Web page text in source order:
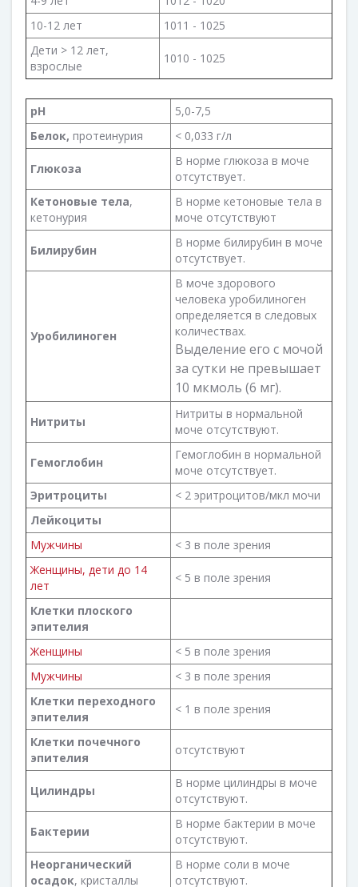
10-12 лет
1011 - 1025
Дети > 12 лет,
взрослые
1010 - 1025
рН
5,0-7,5
Белок, протеинурия < 0,033 г/л
Глюкоза
В норме глюкоза в моче
отсутствует.
Кетоновые тела,
кетонурия
В норме кетоновые тела в
моче отсутствуют
Билирубин
В норме билирубин в моче
отсутствует.
Уробилиноген
В моче здорового
человека уробилиноген
определяется в следовых
количествах.
Выделение его с мочой
за сутки не превышает
10 мкмоль (6 мг).
Нитриты
Нитриты в нормальной
моче отсутствуют.
Гемоглобин
Гемоглобин в нормальной
моче отсутствует.
Эритроциты
< 2 эритроцитов/мкл мочи
Лейкоциты
Мужчины
< 3 в поле зрения
Женщины, дети до 14
лет
< 5 в поле зрения
Клетки плоского
эпителия
Женщины
< 5 в поле зрения
Мужчины
< 3 в поле зрения
Клетки переходного
эпителия
< 1 в поле зрения
Клетки почечного
эпителия
отсутствуют
Цилиндры
В норме цилиндры в моче
отсутствуют.
Бактерии
В норме бактерии в моче
отсутствуют.
Неорганический
осадок, кристаллы
В норме соли в моче
отсутствуют.